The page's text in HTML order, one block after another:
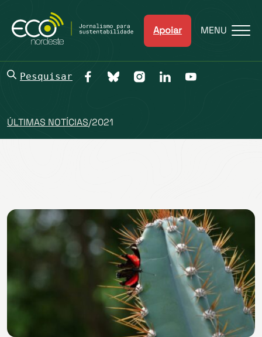
Apoiar MENU
Pesquisar
ÚLTIMAS NOTÍCIAS/2021